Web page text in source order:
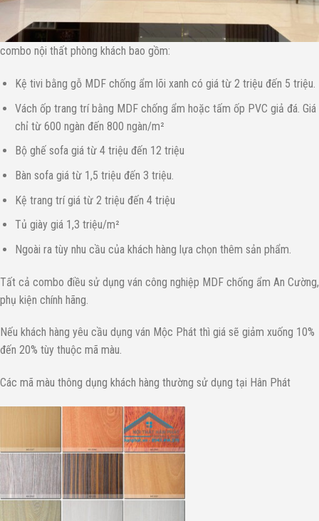
combo nội thất phòng khách bao gồm:
Kệ tivi bằng gỗ MDF chống ẩm lõi xanh có giá từ 2 triệu đến 5 triệu.
Vách ốp trang trí bằng MDF chống ẩm hoặc tấm ốp PVC giả đá. Giá
chỉ từ 600 ngàn đến 800 ngàn/m²
Bộ ghế sofa giá từ 4 triệu đến 12 triệu
Bàn sofa giá từ 1,5 triệu đến 3 triệu.
Kệ trang trí giá từ 2 triệu đến 4 triệu
Tủ giày giá 1,3 triệu/m²
Ngoài ra tùy nhu cầu của khách hàng lựa chọn thêm sản phẩm.
Tất cả combo điều sử dụng ván công nghiệp MDF chống ẩm An Cường,
phụ kiện chính hãng.
Nếu khách hàng yêu cầu dụng ván Mộc Phát thì giá sẽ giảm xuống 10%
đến 20% tùy thuộc mã màu.
Các mã màu thông dụng khách hàng thường sử dụng tại Hân Phát